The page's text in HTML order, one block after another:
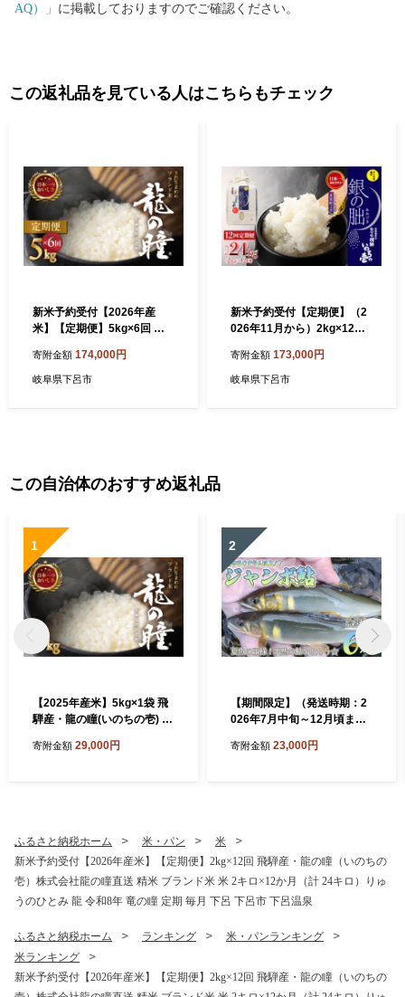
ートル 最低 220メートル
AQ）」 に掲載しておりますのでご確認ください。
この返礼品を見ている人はこちらもチェック
新米予約受付【2026年産
米】【定期便】5kg×6回 飛
株式会社龍の瞳直送 精米 ブ
ランド米 米 5キロ×6か月
寄附金額 174,000円
岐阜県下呂市
新米予約受付【定期便】（2
026年11月から）2kg×12回
レビで紹介!!幻の米≫ 皇室献
上米 化学肥料不使用 いのち
寄附金額 173,000円
岐阜県下呂市
この自治体のおすすめ返礼品
1
【2025年産米】5kg×1袋 飛
騨産・龍の瞳(いのちの壱) 株
令和7年産 精米 ブランド米
寄附金額 29,000円
2
【期間限定】（発送時期：2
026年7月中旬～12月頃ま
む天然の馬瀬川鮎 ６尾（重
寄附金額 23,000円
ふるさと納税ホーム 米・パン
米
新米予約受付【2026年産米】【定期便】2kg×12回 飛騨産・龍の瞳（いのちの
壱）株式会社龍の瞳直送 精米 ブランド米 米 2キロ×12か月（計 24キロ）りゅ
うのひとみ 龍 令和8年 竜の瞳 定期 毎月 下呂 下呂市 下呂温泉
ふるさと納税ホーム ランキング
米・パンランキング
米ランキング
新米予約受付【2026年産米】【定期便】2kg×12回 飛騨産・龍の瞳（いのちの